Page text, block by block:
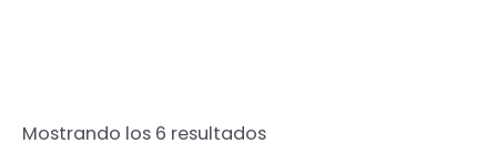
Mostrando los 6 resultados